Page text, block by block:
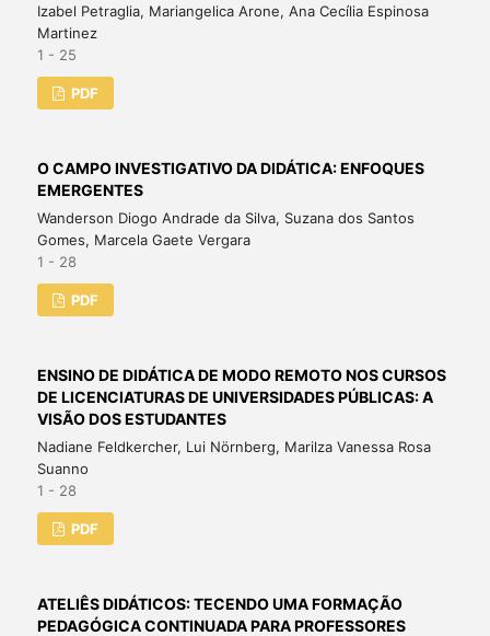
Izabel Petraglia, Mariangelica Arone, Ana Cecília Espinosa
Martinez
1 - 25
PDF
O CAMPO INVESTIGATIVO DA DIDÁTICA: ENFOQUES
EMERGENTES
Wanderson Diogo Andrade da Silva, Suzana dos Santos
Gomes, Marcela Gaete Vergara
1 - 28
PDF
ENSINO DE DIDÁTICA DE MODO REMOTO NOS CURSOS
DE LICENCIATURAS DE UNIVERSIDADES PÚBLICAS: A
VISÃO DOS ESTUDANTES
Nadiane Feldkercher, Lui Nörnberg, Marilza Vanessa Rosa
Suanno
1 - 28
PDF
ATELIÊS DIDÁTICOS: TECENDO UMA FORMAÇÃO
PEDAGÓGICA CONTINUADA PARA PROFESSORES